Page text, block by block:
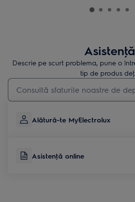
Asistenţă
Descrie pe scurt problema, pune o
tip de produs
Type to search for support articles
Alătură-te MyElectrolux
Asistenţă online